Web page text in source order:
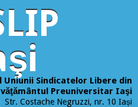
Uniunii Sindicatelor Libere din
Preuniversitar Iaşi
Str. Costache Negruzzi, nr. 10 Iași